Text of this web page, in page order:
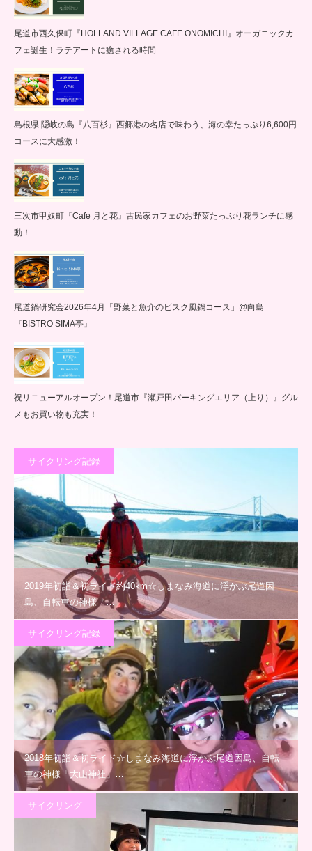
尾道市西久保町『HOLLAND VILLAGE CAFE ONOMICHI』オーガニックカ
フェ誕生！ラテアートに癒される時間
島根県 隠岐の島『八百杉』西郷港の名店で味わう、海の幸たっぷり6,600円
コースに大感激！
三次市甲奴町『Cafe 月と花』古民家カフェのお野菜たっぷり花ランチに感
動！
尾道鍋研究会2026年4月「野菜と魚介のビスク風鍋コース」@向島
『BISTRO SIMA亭』
祝リニューアルオープン！尾道市『瀬戸田パーキングエリア（上り）』グル
メもお買い物も充実！
サイクリング記録
2019年初詣＆初ライド約40km☆しまなみ海道に浮かぶ尾道因
島、自転車の神様「…
サイクリング記録
2018年初詣＆初ライド☆しまなみ海道に浮かぶ尾道因島、自転
車の神様「大山神社」…
サイクリング